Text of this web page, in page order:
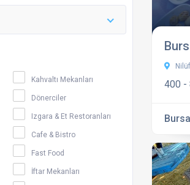
Kahvaltı Mekanları
Dönerciler
Izgara & Et Restoranları
Cafe & Bistro
Fast Food
İftar Mekanları
400 -